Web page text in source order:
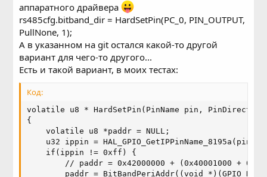
аппаратного драйвера
rs485cfg.bitband_dir = HardSetPin(PC_0, PIN_OUTPUT,
PullNone, 1);
А в указанном на git остался какой-то другой
вариант для чего-то другого...
Есть и такой вариант, в моих тестах:
Код:
volatile u8 * HardSetPin(PinName pin,
{
    volatile u8 *paddr = NULL;
    u32 ippin = HAL_GPIO_GetIPPinName_8195a(pin);
    if(ippin != 0xff) {
// paddr = 0x42000000 + (0x40001000 +
paddr = BitBandPeriAddr((void